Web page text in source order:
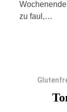
zu faul,…